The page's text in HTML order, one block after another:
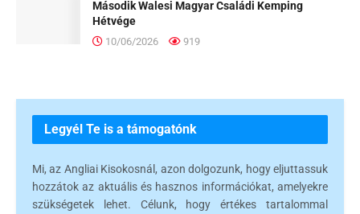
Második Walesi Magyar Családi Kemping
Hétvége
10/06/2026 919
Legyél Te is a támogatónk
Mi, az Angliai Kisokosnál, azon dolgozunk, hogy eljuttassuk
hozzátok az aktuális és hasznos információkat, amelyekre
szükségetek lehet. Célunk, hogy értékes tartalommal